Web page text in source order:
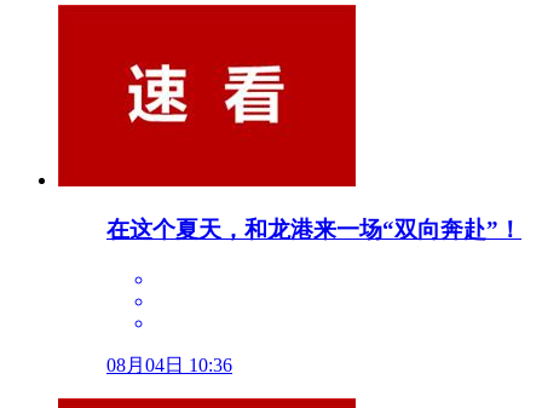
在这个夏天，和龙港来一场“双向奔赴”！
08月04日 10:36